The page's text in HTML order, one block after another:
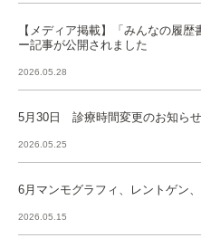
【メディア掲載】「みんなの履
ー記事が公開されました
2026.05.28
5月30日 診療時間変更のお知らせ
2026.05.25
6月マンモグラフィ、レントゲン
2026.05.15